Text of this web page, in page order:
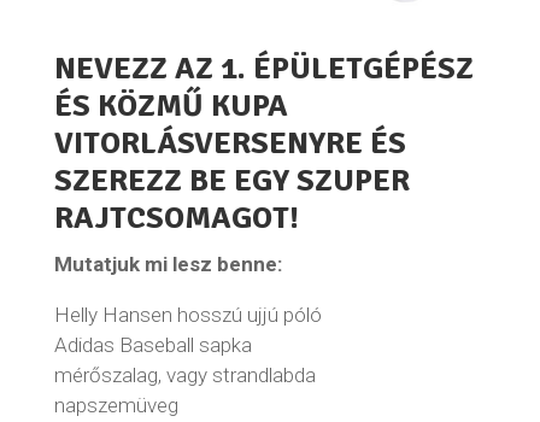
NEVEZZ AZ 1. ÉPÜLETGÉPÉSZ
ÉS KÖZMŰ KUPA
VITORLÁSVERSENYRE ÉS
SZEREZZ BE EGY SZUPER
RAJTCSOMAGOT!
Mutatjuk mi lesz benne:
Helly Hansen hosszú ujjú póló
Adidas Baseball sapka
mérőszalag, vagy strandlabda
napszemüveg